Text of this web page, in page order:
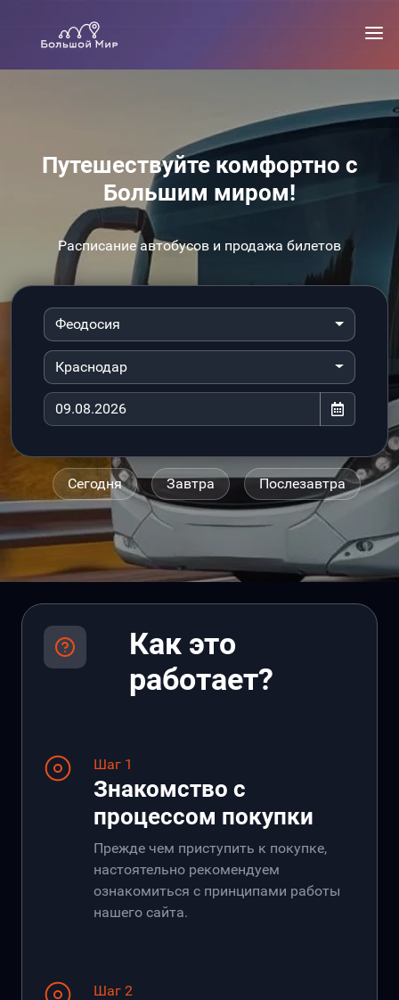
Путешествуйте комфортно с
Большим миром!
Расписание автобусов и продажа билетов
Феодосия
Краснодар
Сегодня Завтра Послезавтра
Как это
работает?
Шаг 1
Знакомство с
процессом покупки
Прежде чем приступить к покупке,
настоятельно рекомендуем
ознакомиться с принципами работы
нашего сайта.
Шаг 2